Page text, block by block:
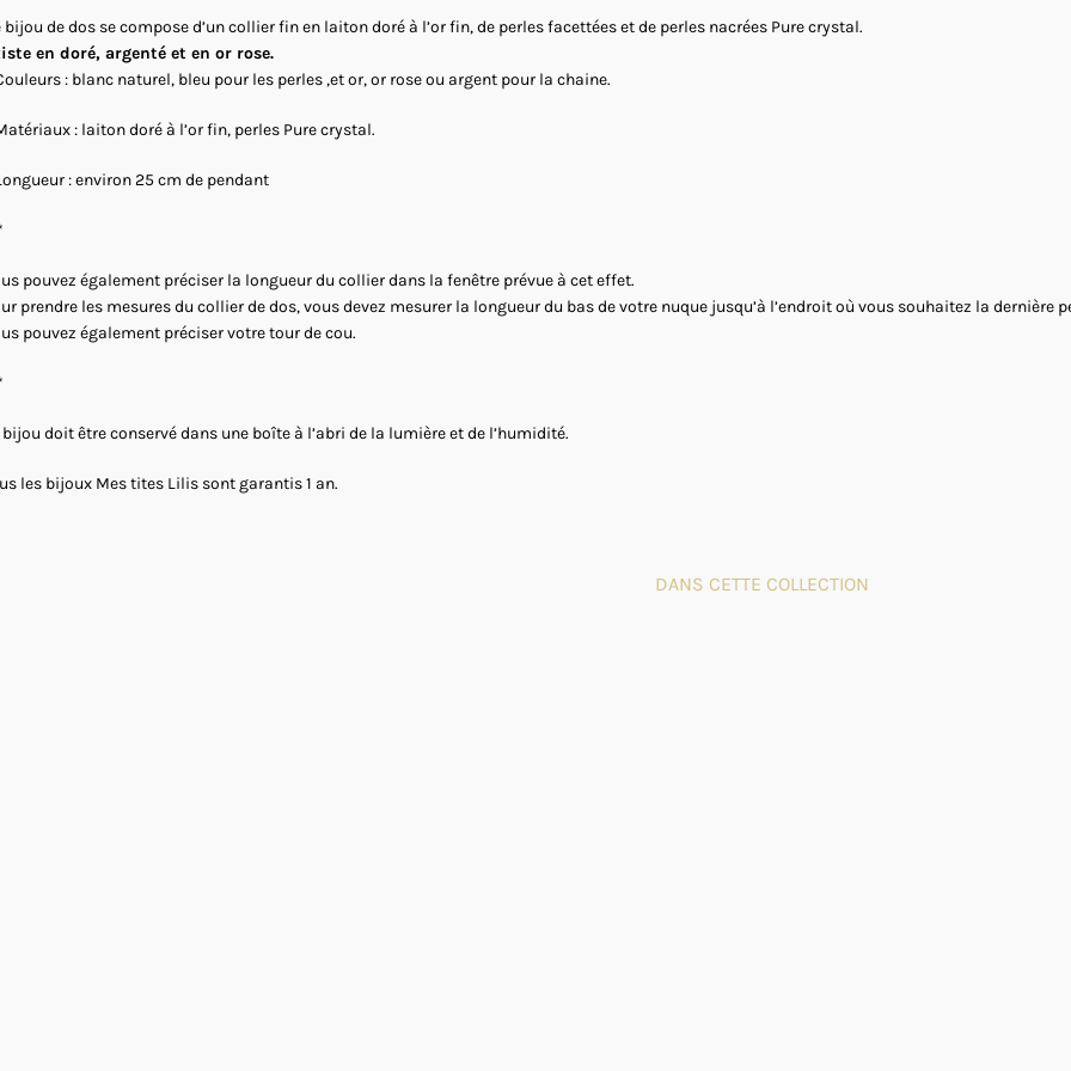
bijou de dos se compose d’un collier fin en laiton doré à l’or fin, de perles facettées et de perles nacrées Pure crystal.
en doré, argenté et en or rose.
: blanc naturel, bleu pour les perles ,et or, or rose ou argent pour la chaine.
: laiton doré à l’or fin, perles Pure crystal.
: environ 25 cm de pendant
pouvez également préciser la longueur du collier dans la fenêtre prévue à cet effet.
prendre les mesures du collier de dos, vous devez mesurer la longueur du bas de votre nuque jusqu’à l’endroit où vous souhaitez la dernière
pouvez également préciser votre tour de cou.
bijou doit être conservé dans une boîte à l’abri de la lumière et de l’humidité.
les bijoux Mes tites Lilis sont garantis 1 an.
DANS CETTE COLLECTION